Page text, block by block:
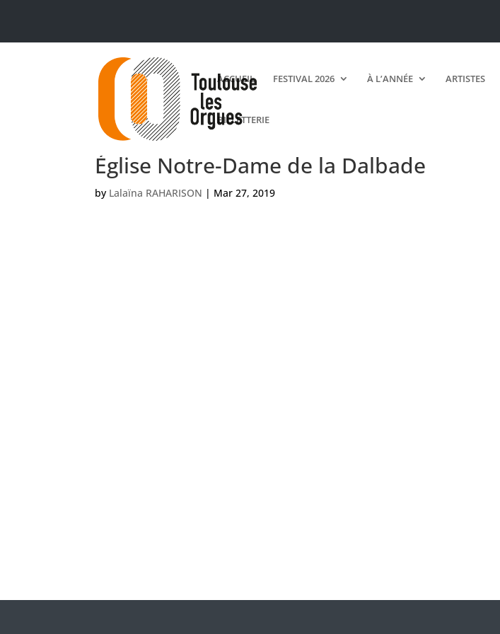
ACCUEIL FESTIVAL 2026 À L’ANNÉE ARTISTES
BILLETTERIE
Église Notre-Dame de la Dalbade
by Lalaïna RAHARISON | Mar 27, 2019